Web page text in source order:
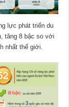
lực phát triển du
tăng 8 bậc so với
nhất thế giới.